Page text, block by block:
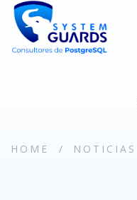
HOME NOTICIAS